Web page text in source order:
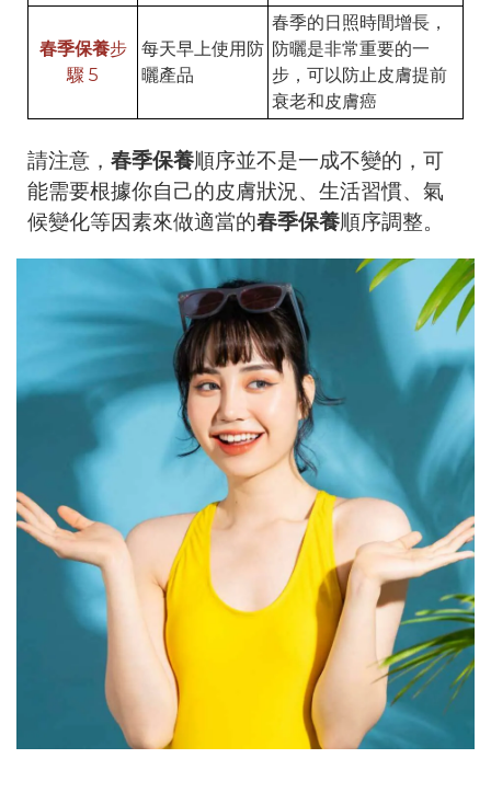
春季保養步
驟 5
每天早上使用防
曬產品
春季的日照時間增長，
防曬是非常重要的一
步，可以防止皮膚提前
衰老和皮膚癌
請注意， 春季保養順序並不是一成不變的，可
能需要根據你自己的皮膚狀況、生活習慣、氣
候變化等因素來做適當的春季保養順序調整。